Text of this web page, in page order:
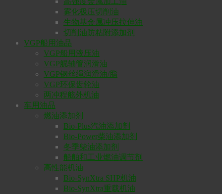
雾化极压切削油
生物基金属冲压拉伸油
切削油防粘附添加剂
VGP船用油品
VGP船用液压油
VGP艉轴管润滑油
VGP钢丝绳润滑油/脂
VGP环保齿轮油
两冲程舷外机油
车用油品
燃油添加剂
Bio-Plus汽油添加剂
Bio-Power柴油添加剂
冬季柴油添加剂
船舶和工业燃油调节剂
高性能机油
Bio-SynXtra SHP机油
Bio-SynXtra重载机油